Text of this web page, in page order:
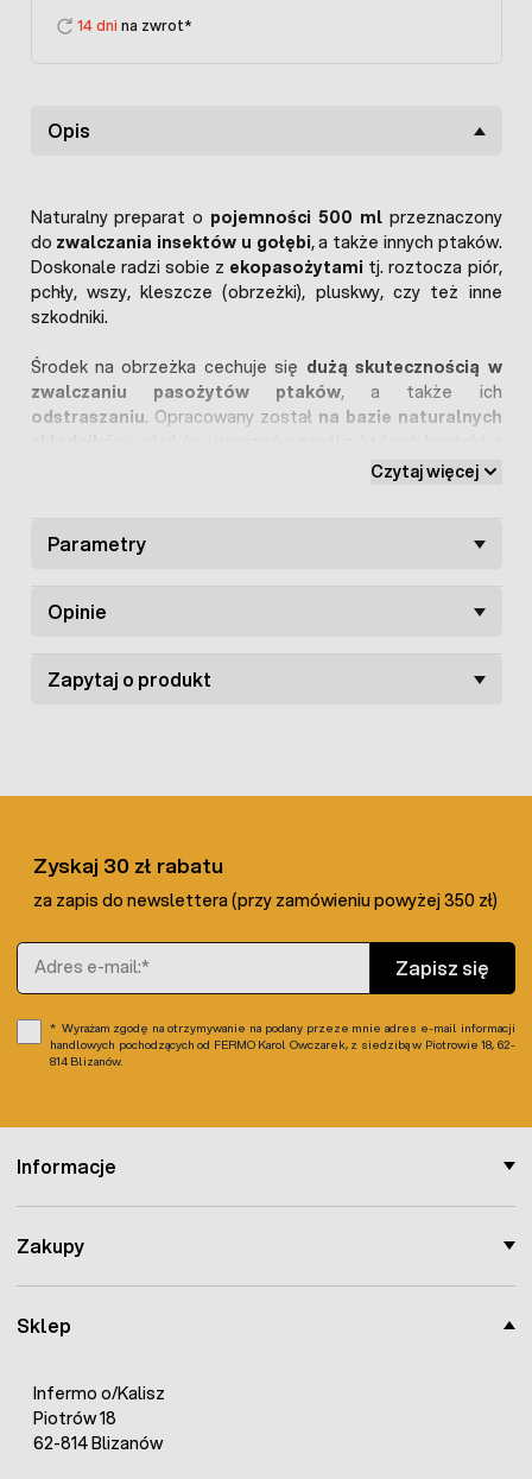
14 dni na zwrot*
Opis
Naturalny preparat o pojemności 500 mlprzeznaczony
do zwalczania insektów u gołębi, a także innych ptaków.
Doskonale radzi sobie z ekopasożytami tj. roztocza piór,
pchły, wszy, kleszcze (obrzeżki), pluskwy, czy też inne
szkodniki.
Środek na obrzeżka cechuje się dużą skutecznością w
zwalczaniu pasożytów ptaków, a także ich
odstraszaniu. Opracowany został na bazie naturalnych
. Preparat jest w pełni
One shot na insekty gołębi jest bardzo łatwy w użytku
powierzchnię, gniazda, siodełka, a także na ptaki pryskając
Czytaj więcej
Parametry
Opinie
Zapytaj o produkt
Sklep
Infermo o/Kalisz
Piotrów 18
62-814 Blizanów
Informacje
Zakupy
Zyskaj 30 zł rabatu
za zapis do newslettera (przy zamówieniu powyżej 350 zł)
Adres e-mail
Zapisz się
Wyrażam zgodę na otrzymywanie na podany przeze mnie adres e-mail informacji
handlowych pochodzących od FERMO Karol Owczarek, z siedzibą w Piotrowie 18, 62-
814 Blizanów.